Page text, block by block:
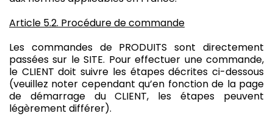
Article 5.2. Procédure de commande
Les commandes de PRODUITS sont directement
passées sur le SITE. Pour effectuer une commande,
le CLIENT doit suivre les étapes décrites ci-dessous
(veuillez noter cependant qu’en fonction de la page
de démarrage du CLIENT, les étapes peuvent
légèrement différer).